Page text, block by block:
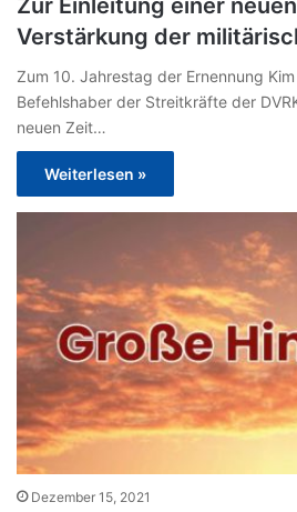
Zur Einleitung einer
Verstärkung der
Zum 10. Jahrestag der Ernennung
Befehlshaber der Streitkräfte der
neuen Zeit…
Weiterlesen »
Dezember 15, 2021